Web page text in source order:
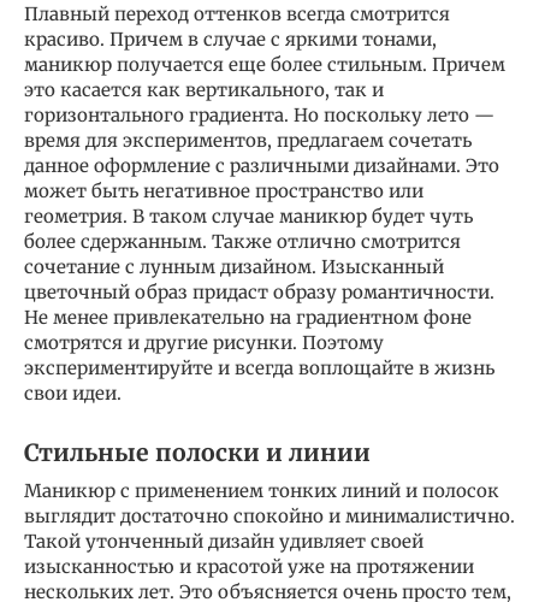
Плавный переход оттенков всегда смотрится
красиво. Причем в случае с яркими тонами,
маникюр получается еще более стильным. Причем
это касается как вертикального, так и
горизонтального градиента. Но поскольку лето —
время для экспериментов, предлагаем сочетать
данное оформление с различными дизайнами. Это
может быть негативное пространство или
геометрия. В таком случае маникюр будет чуть
более сдержанным. Также отлично смотрится
сочетание с лунным дизайном. Изысканный
цветочный образ придаст образу романтичности.
Не менее привлекательно на градиентном фоне
смотрятся и другие рисунки. Поэтому
экспериментируйте и всегда воплощайте в жизнь
свои идеи.
Стильные полоски и линии
Маникюр с применением тонких линий и полосок
выглядит достаточно спокойно и минималистично.
Такой утонченный дизайн удивляет своей
изысканностью и красотой уже на протяжении
нескольких лет. Это объясняется очень просто тем,